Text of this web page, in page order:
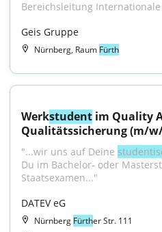
Bereichsleitung
Geis Gruppe
Nürnberg, Raum Fürth
Werkstudent im Quality
Qualitätssicherung (m/
"...wir uns auf Deine
Du im Bachelor- oder
Staatsexamen..."
DATEV eG
Nürnberg Fürther Str. 111